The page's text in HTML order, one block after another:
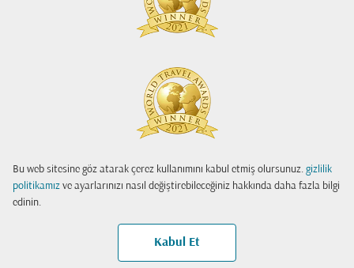
Bu web sitesine göz atarak çerez kullanımını kabul etmiş olursunuz. gizlilik
politikamız ve ayarlarınızı nasıl değiştirebileceğiniz hakkında daha fazla bilgi
edinin.
Kabul Et